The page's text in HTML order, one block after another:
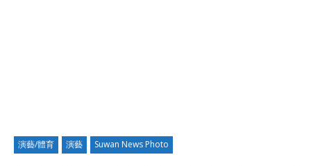
演藝/體育 演藝 Suwan News Photo